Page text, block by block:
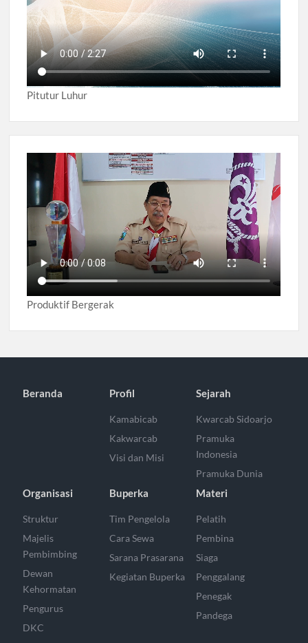
Pitutur Luhur
Produktif Bergerak
Beranda Profil
Kamabicab
Kakwarcab
Visi dan Misi
Sejarah
Kwarcab Sidoarjo
Pramuka
Indonesia
Pramuka Dunia
Organisasi
Struktur
Majelis
Pembimbing
Dewan
Kehormatan
Pengurus
DKC
Buperka
Tim Pengelola
Cara Sewa
Sarana Prasarana
Kegiatan Buperka
Materi
Pelatih
Pembina
Siaga
Penggalang
Penegak
Pandega